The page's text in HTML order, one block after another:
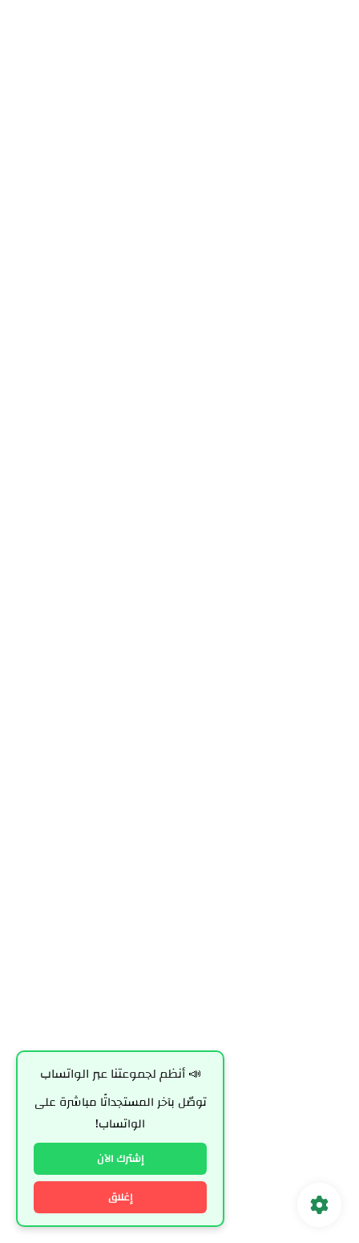
📣 أنظم لجموعتنا عبر الواتساب
توصّل بآخر المستجداتًا مباشرة على
الواتساب!
إشترك الآن
إغلاق